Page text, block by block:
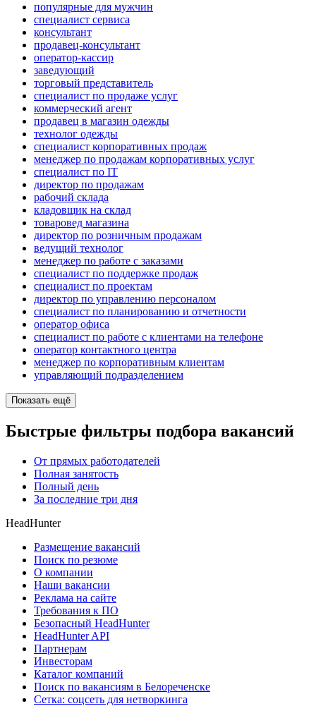
популярные для мужчин
специалист сервиса
консультант
продавец-консультант
оператор-кассир
заведующий
торговый представитель
специалист по продаже услуг
коммерческий агент
продавец в магазин одежды
технолог одежды
специалист корпоративных продаж
менеджер по продажам корпоративных услуг
специалист по IT
директор по продажам
рабочий склада
кладовщик на склад
товаровед магазина
директор по розничным продажам
ведущий технолог
менеджер по работе с заказами
специалист по поддержке продаж
специалист по проектам
директор по управлению персоналом
специалист по планированию и отчетности
оператор офиса
специалист по работе с клиентами на телефоне
оператор контактного центра
менеджер по корпоративным клиентам
управляющий подразделением
Показать ещё
Быстрые фильтры подбора вакансий
От прямых работодателей
Полная занятость
Полный день
За последние три дня
HeadHunter
Размещение вакансий
Поиск по резюме
О компании
Наши вакансии
Реклама на сайте
Требования к ПО
Безопасный HeadHunter
HeadHunter API
Партнерам
Инвесторам
Каталог компаний
Поиск по вакансиям в Белореченске
Сетка: соцсеть для нетворкинга